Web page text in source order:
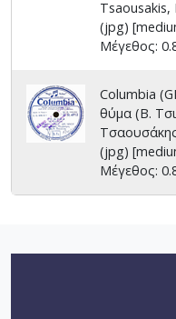
Tsaousakis,
(jpg)
Μέγεθος:
Columbia
θύμα (Β.
(jpg)
Μέγεθος: